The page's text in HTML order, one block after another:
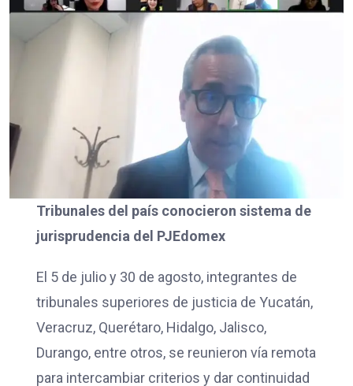
Tribunales del país conocieron sistema de
jurisprudencia del PJEdomex
El 5 de julio y 30 de agosto, integrantes de
tribunales superiores de justicia de Yucatán,
Veracruz, Querétaro, Hidalgo, Jalisco,
Durango, entre otros, se reunieron vía remota
para intercambiar criterios y dar continuidad